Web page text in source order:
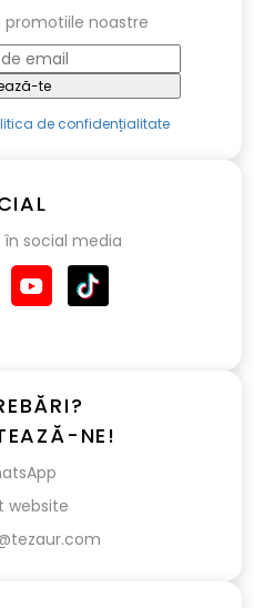
promotiile noastre
te
de confidențialitate
social media
NE!
website